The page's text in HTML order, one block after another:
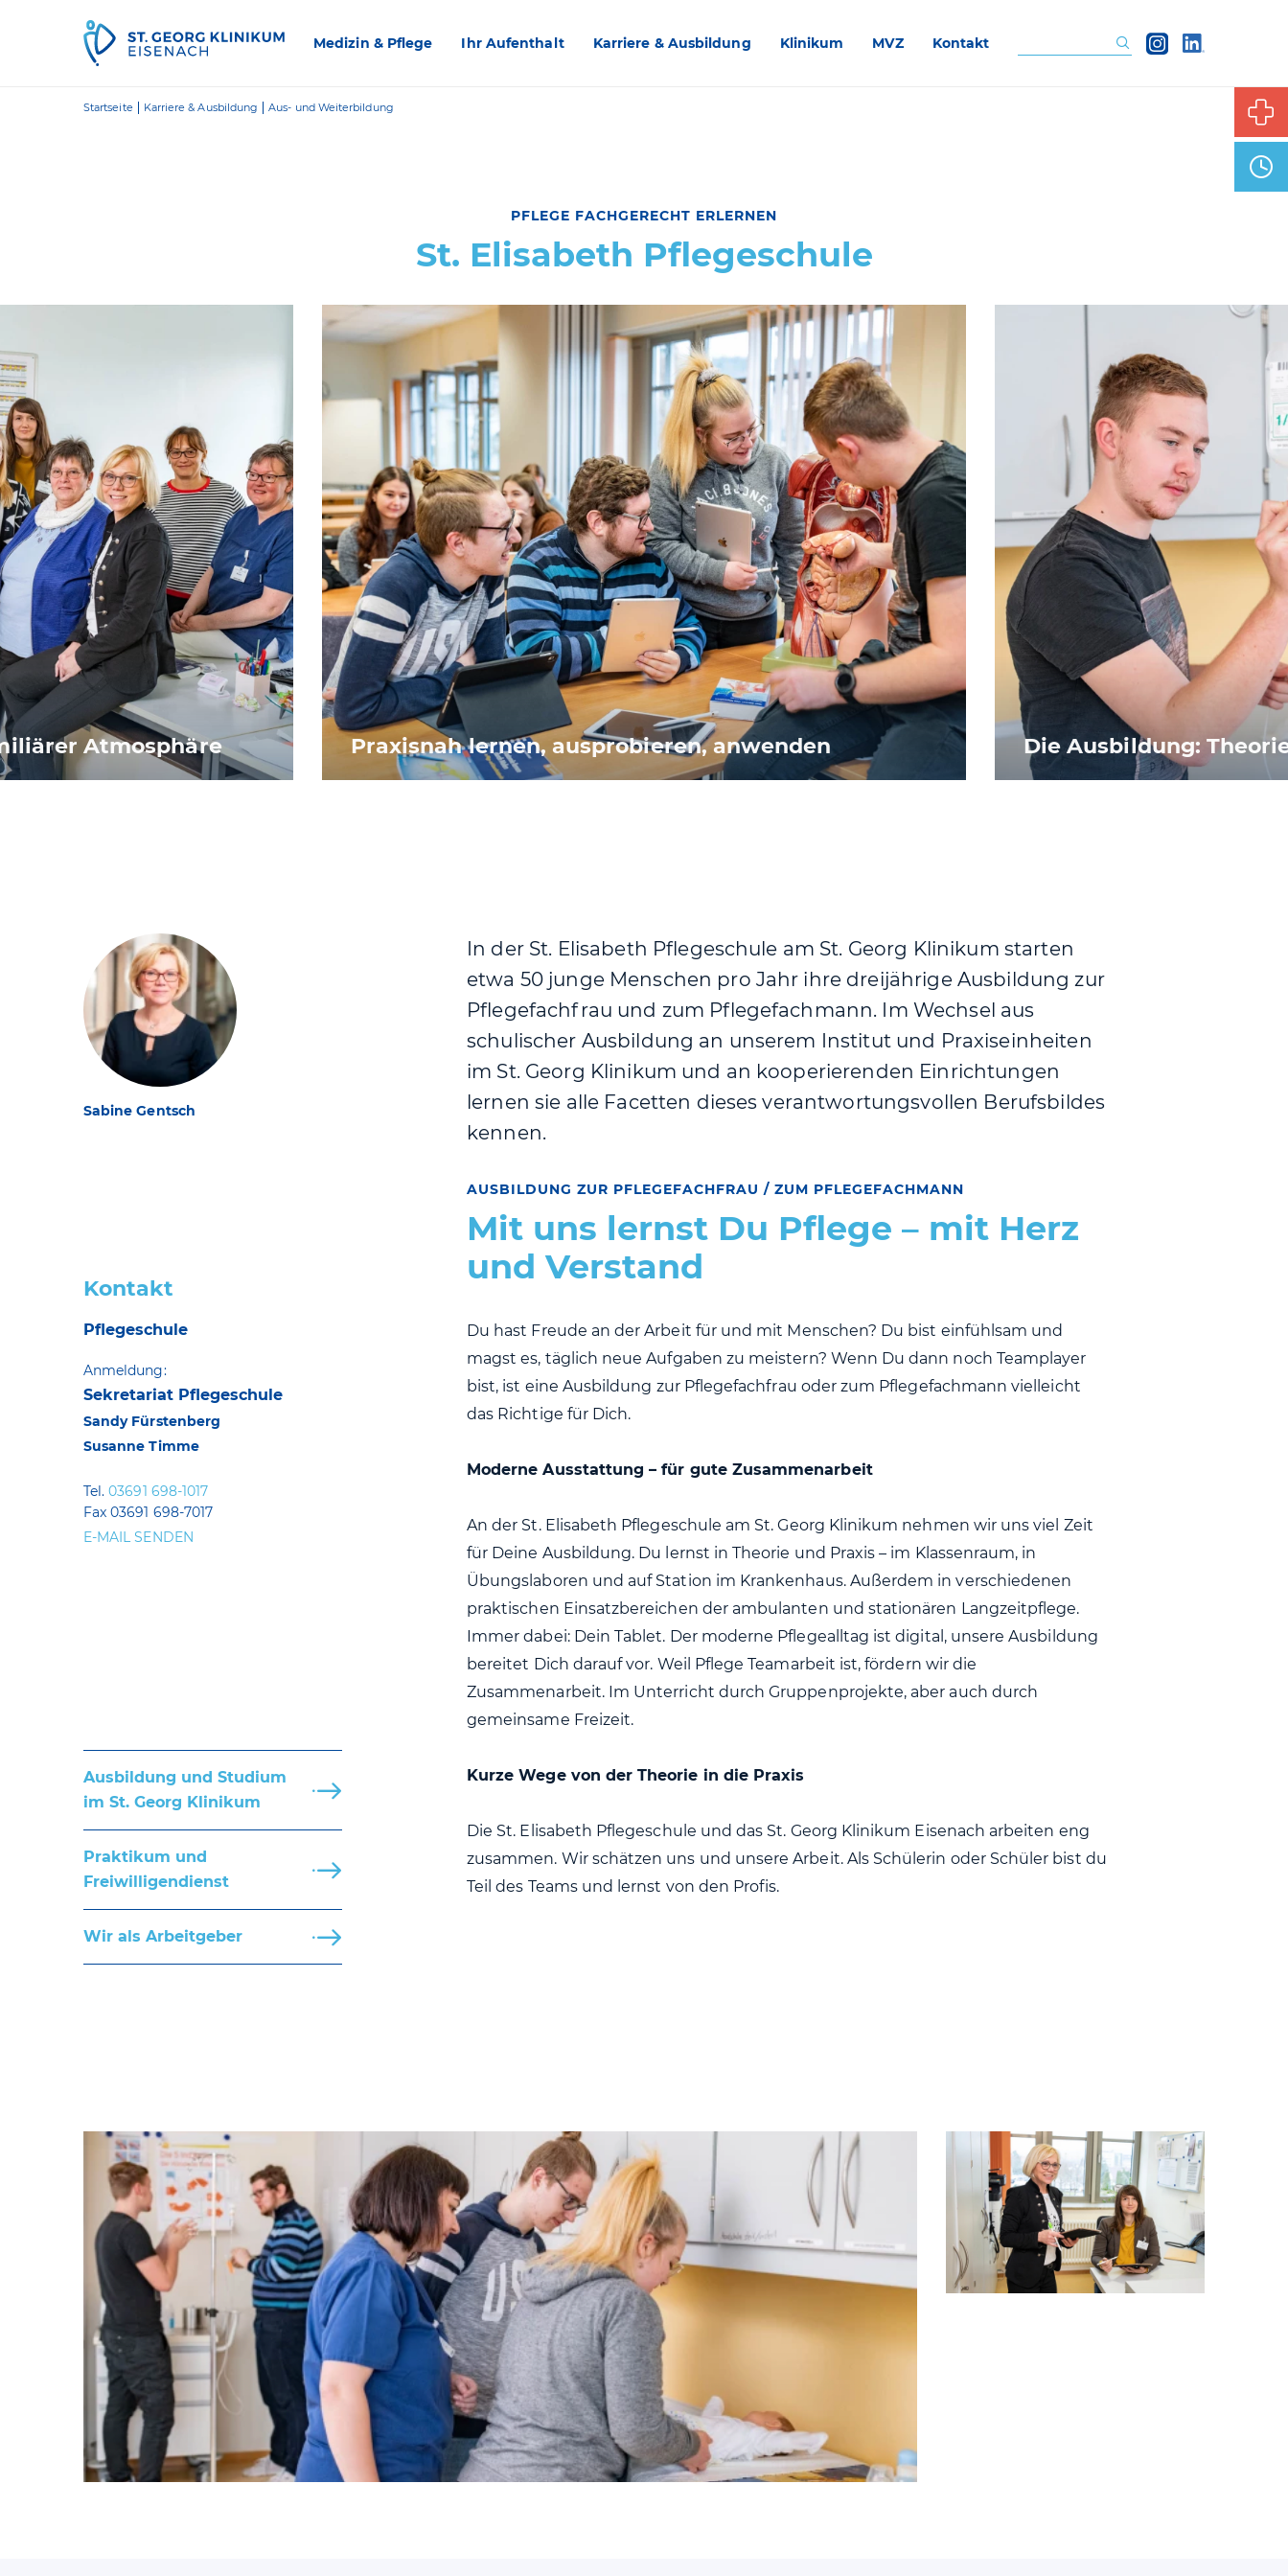
Medizin & Pflege Ihr Aufenthalt Karriere & Ausbildung Klinikum MVZ Kontakt
Startseite Karriere & Ausbildung Aus- und Weiterbildung
PFLEGE FACHGERECHT ERLERNEN
St. Elisabeth Pflegeschule
Atmosphäre Praxisnah lernen, ausprobieren, anwenden Die Ausbildung:
Sabine Gentsch
Kontakt
Pflegeschule
Anmeldung:
Sekretariat Pflegeschule
Sandy Fürstenberg
Susanne Timme
Tel.03691 698-1017
Fax 03691 698-7017
E-MAIL SENDEN
Ausbildung und Studium
im St. Georg Klinikum
Praktikum und
Freiwilligendienst
Wir als Arbeitgeber
In der St. Elisabeth Pflegeschule am St. Georg Klinikum starten
etwa 50 junge Menschen pro Jahr ihre dreijährige Ausbildung zur
Pflegefachfrau und zum Pflegefachmann. Im Wechsel aus
schulischer Ausbildung an unserem Institut und Praxiseinheiten
im St. Georg Klinikum und an kooperierenden Einrichtungen
lernen sie alle Facetten dieses verantwortungsvollen Berufsbildes
kennen.
AUSBILDUNG ZUR PFLEGEFACHFRAU / ZUM PFLEGEFACHMANN
Mit uns lernst Du Pflege – mit Herz
und Verstand
Du hast Freude an der Arbeit für und mit Menschen? Du bist einfühlsam und
magst es, täglich neue Aufgaben zu meistern? Wenn Du dann noch Teamplayer
bist, ist eine Ausbildung zur Pflegefachfrau oder zum Pflegefachmann vielleicht
das Richtige für Dich.
Moderne Ausstattung – für gute Zusammenarbeit
An der St. Elisabeth Pflegeschule am St. Georg Klinikum nehmen wir uns viel Zeit
für Deine Ausbildung. Du lernst in Theorie und Praxis – im Klassenraum, in
Übungslaboren und auf Station im Krankenhaus. Außerdem in verschiedenen
praktischen Einsatzbereichen der ambulanten und stationären Langzeitpflege.
Immer dabei: Dein Tablet. Der moderne Pflegealltag ist digital, unsere Ausbildung
bereitet Dich darauf vor. Weil Pflege Teamarbeit ist, fördern wir die
Zusammenarbeit. Im Unterricht durch Gruppenprojekte, aber auch durch
gemeinsame Freizeit.
Kurze Wege von der Theorie in die Praxis
Die St. Elisabeth Pflegeschule und das St. Georg Klinikum Eisenach arbeiten eng
zusammen. Wir schätzen uns und unsere Arbeit. Als Schülerin oder Schüler bist du
Teil des Teams und lernst von den Profis.